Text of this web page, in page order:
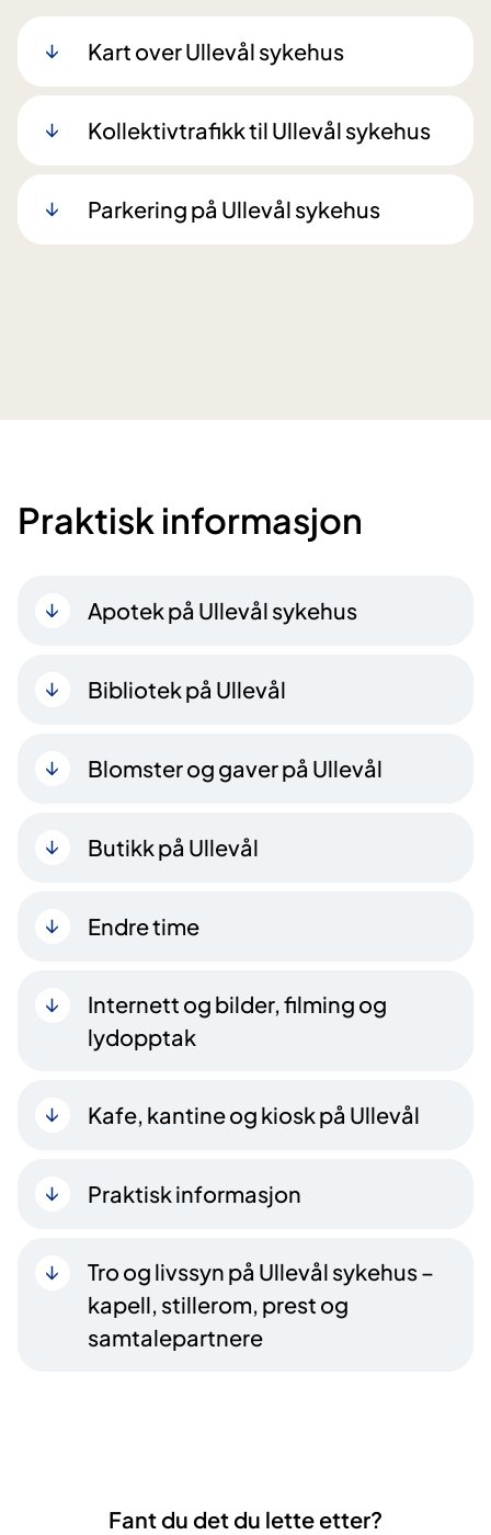
Kart over Ullevål sykehus
Kollektivtrafikk til Ullevål sykehus
Parkering på Ullevål sykehus
Praktisk informasjon
Apotek på Ullevål sykehus
Bibliotek på Ullevål
Blomster og gaver på Ullevål
Butikk på Ullevål
Endre time
Internett og bilder, filming og
lydopptak
Kafe, kantine og kiosk på Ullevål
Praktisk informasjon
Tro og livssyn på Ullevål sykehus –
kapell, stillerom, prest og
samtalepartnere
Fant du det du lette etter?